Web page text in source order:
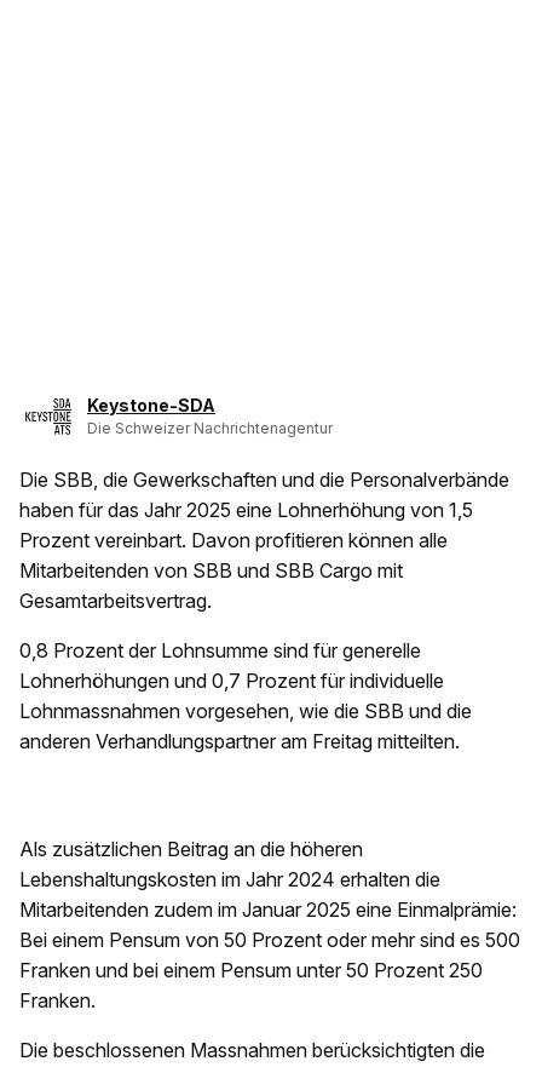
Keystone-SDA
Die Schweizer Nachrichtenagentur
Die SBB, die Gewerkschaften und die Personalverbände
haben für das Jahr 2025 eine Lohnerhöhung von 1,5
Prozent vereinbart. Davon profitieren können alle
Mitarbeitenden von SBB und SBB Cargo mit
Gesamtarbeitsvertrag.
0,8 Prozent der Lohnsumme sind für generelle
Lohnerhöhungen und 0,7 Prozent für individuelle
Lohnmassnahmen vorgesehen, wie die SBB und die
anderen Verhandlungspartner am Freitag mitteilten.
Als zusätzlichen Beitrag an die höheren
Lebenshaltungskosten im Jahr 2024 erhalten die
Mitarbeitenden zudem im Januar 2025 eine Einmalprämie:
Bei einem Pensum von 50 Prozent oder mehr sind es 500
Franken und bei einem Pensum unter 50 Prozent 250
Franken.
Die beschlossenen Massnahmen berücksichtigten die